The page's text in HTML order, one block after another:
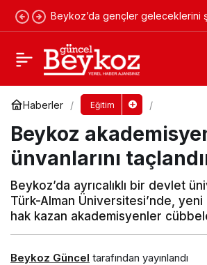
Beykoz’da gençler geleceklerini
Haberler Eğitim
Beykoz
ünvanlarını
Beykoz’da ayrıcalıklı bir devlet
Türk-Alman Üniversitesi’nde, yeni
hak kazan akademisyenler
Beykoz Güncel tarafından yayınlandı
Beykoz’un o okulu pislikten
Yorum Yap Paylaş